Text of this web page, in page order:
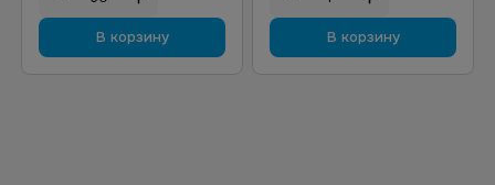
В корзину В корзину